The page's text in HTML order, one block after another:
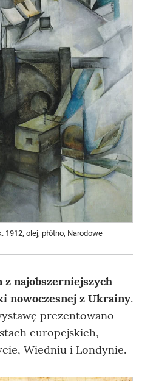
1912, olej, płótno, Narodowe
z najobszerniejszych
nowoczesnej z Ukrainy.
prezentowano
europejskich,
Wiedniu i Londynie.